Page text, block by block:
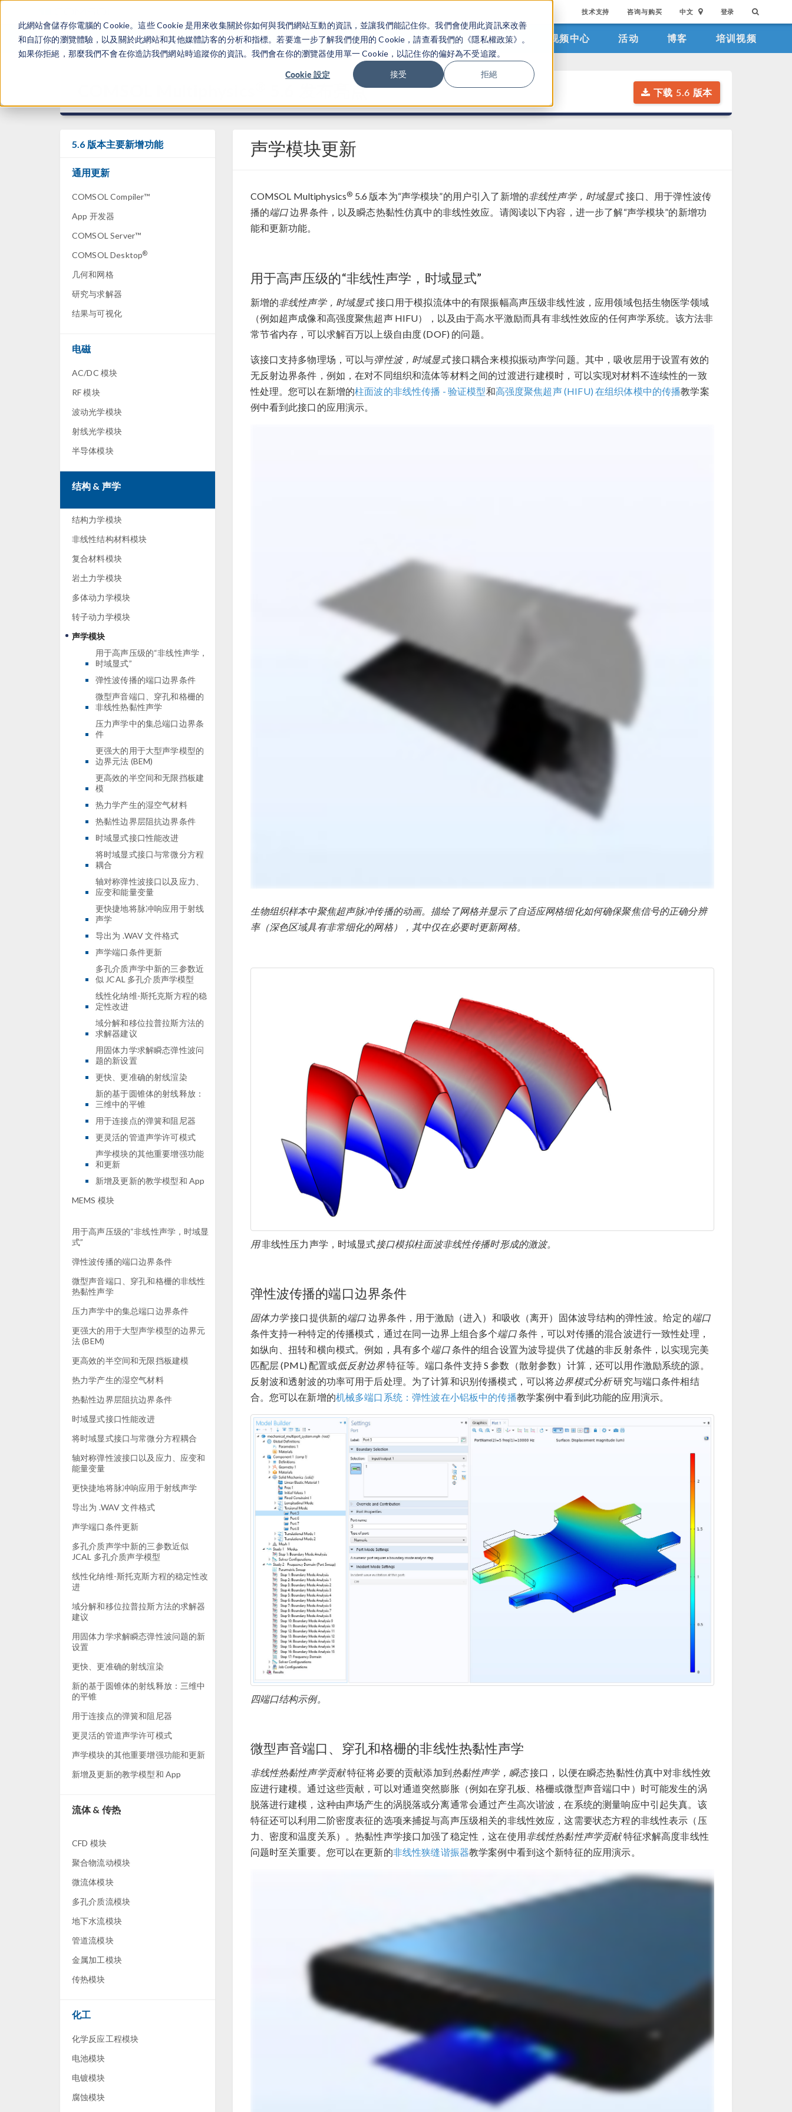
此網站會儲存你電腦的 Cookie。這些 Cookie 是用來收集關於你如何與我們網站互動的資訊，並讓我們能記住你。我們會使用此資訊來改善
和自訂你的瀏覽體驗，以及關於此網站和其他媒體訪客的分析和指標。若要進一步了解我們使用的 Cookie，請查看我們的《隱私權政策》。
如果你拒絕，那麼我們不會在你造訪我們網站時追蹤你的資訊。我們會在你的瀏覽器使用單一 Cookie，以記住你的偏好為不受追蹤。
Cookie 設定 接受 拒絕
技术支持 咨询与购买 中文 登录
产品 行业应用 视频中心 活动 博客 培训视频
5.6 发布亮点 下载 5.6 版本
5.6 版本主要新增功能
通用更新
COMSOL Compiler™
App 开发器
COMSOL Server™
COMSOL Desktop®
几何和网格
研究与求解器
结果与可视化
电磁
AC/DC 模块
RF 模块
波动光学模块
射线光学模块
半导体模块
结构 & 声学
结构力学模块
非线性结构材料模块
复合材料模块
岩土力学模块
多体动力学模块
转子动力学模块
声学模块
用于高声压级的“非线性声学，
时域显式”
弹性波传播的端口边界条件
微型声音端口、穿孔和格栅的
非线性热黏性声学
压力声学中的集总端口边界条
件
更强大的用于大型声学模型的
边界元法 (BEM)
更高效的半空间和无限挡板建
模
热力学产生的湿空气材料
热黏性边界层阻抗边界条件
时域显式接口性能改进
将时域显式接口与常微分方程
耦合
轴对称弹性波接口以及应力、
应变和能量变量
更快捷地将脉冲响应用于射线
声学
导出为 .WAV 文件格式
声学端口条件更新
多孔介质声学中新的三参数近
似 JCAL 多孔介质声学模型
线性化纳维-斯托克斯方程的稳
定性改进
域分解和移位拉普拉斯方法的
求解器建议
用固体力学求解瞬态弹性波问
题的新设置
更快、更准确的射线渲染
新的基于圆锥体的射线释放：
三维中的平锥
用于连接点的弹簧和阻尼器
更灵活的管道声学许可模式
声学模块的其他重要增强功能
和更新
新增及更新的教学模型和 App
MEMS 模块
用于高声压级的“非线性声学，时域显
式”
弹性波传播的端口边界条件
微型声音端口、穿孔和格栅的非线性
热黏性声学
压力声学中的集总端口边界条件
更强大的用于大型声学模型的边界元
法 (BEM)
更高效的半空间和无限挡板建模
热力学产生的湿空气材料
热黏性边界层阻抗边界条件
时域显式接口性能改进
将时域显式接口与常微分方程耦合
轴对称弹性波接口以及应力、应变和
能量变量
更快捷地将脉冲响应用于射线声学
导出为 .WAV 文件格式
声学端口条件更新
多孔介质声学中新的三参数近似
JCAL 多孔介质声学模型
线性化纳维-斯托克斯方程的稳定性改
进
域分解和移位拉普拉斯方法的求解器
建议
用固体力学求解瞬态弹性波问题的新
设置
更快、更准确的射线渲染
新的基于圆锥体的射线释放：三维中
的平锥
用于连接点的弹簧和阻尼器
更灵活的管道声学许可模式
声学模块的其他重要增强功能和更新
新增及更新的教学模型和 App
流体 & 传热
CFD 模块
聚合物流动模块
微流体模块
多孔介质流模块
地下水流模块
管道流模块
金属加工模块
传热模块
化工
化学反应工程模块
电池模块
电镀模块
腐蚀模块
声学模块更新
COMSOL Multiphysics® 5.6 版本为“声学模块”的用户引入了新增的非线性声学，时域显式接口、用于弹性波传
播的端口边界条件，以及瞬态热黏性仿真中的非线性效应。请阅读以下内容，进一步了解“声学模块”的新增功
能和更新功能。
用于高声压级的“非线性声学，时域显式”
新增的非线性声学，时域显式接口用于模拟流体中的有限振幅高声压级非线性波，应用领域包括生物医学领域
（例如超声成像和高强度聚焦超声 HIFU），以及由于高水平激励而具有非线性效应的任何声学系统。该方法非
常节省内存，可以求解百万以上级自由度 (DOF) 的问题。
该接口支持多物理场，可以与弹性波，时域显式接口耦合来模拟振动声学问题。其中，吸收层用于设置有效的
无反射边界条件，例如，在对不同组织和流体等材料之间的过渡进行建模时，可以实现对材料不连续性的一致
性处理。您可以在新增的柱面波的非线性传播 - 验证模型和高强度聚焦超声 (HIFU) 在组织体模中的传播教学案
例中看到此接口的应用演示。
生物组织样本中聚焦超声脉冲传播的动画。描绘了网格并显示了自适应网格细化如何确保聚焦信号的正确分辨
率（深色区域具有非常细化的网格），其中仅在必要时更新网格。
用非线性压力声学，时域显式接口模拟柱面波非线性传播时形成的激波。
弹性波传播的端口边界条件
固体力学接口提供新的端口 边界条件，用于激励（进入）和吸收（离开）固体波导结构的弹性波。给定的端口
条件支持一种特定的传播模式，通过在同一边界上组合多个端口条件，可以对传播的混合波进行一致性处理，
如纵向、扭转和横向模式。例如，具有多个端口条件的组合设置为波导提供了优越的非反射条件，以实现完美
匹配层 (PML) 配置或低反射边界特征等。端口条件支持 S 参数（散射参数）计算，还可以用作激励系统的源。
反射波和透射波的功率可用于后处理。为了计算和识别传播模式，可以将边界模式分析研究与端口条件相结
合。您可以在新增的机械多端口系统：弹性波在小铝板中的传播教学案例中看到此功能的应用演示。
四端口结构示例。
微型声音端口、穿孔和格栅的非线性热黏性声学
非线性热黏性声学贡献特征将必要的贡献添加到热黏性声学，瞬态接口，以便在瞬态热黏性仿真中对非线性效
应进行建模。通过这些贡献，可以对通道突然膨胀（例如在穿孔板、格栅或微型声音端口中）时可能发生的涡
脱落进行建模，这种由声场产生的涡脱落或分离通常会通过产生高次谐波，在系统的测量响应中引起失真。该
特征还可以利用二阶密度表征的选项来捕捉与高声压级相关的非线性效应，这需要状态方程的非线性表示（压
力、密度和温度关系）。热黏性声学接口加强了稳定性，这在使用非线性热黏性声学贡献特征求解高度非线性
问题时至关重要。您可以在更新的非线性狭缝谐振器教学案例中看到这个新特征的应用演示。